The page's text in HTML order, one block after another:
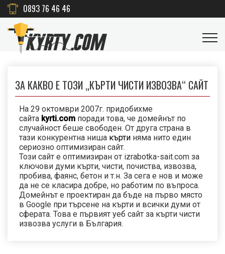
0893 76 46 46
ЗА КАКВО Е ТОЗИ „КЪРТИ ЧИСТИ ИЗВОЗВА“ САЙТ
На 29 октомври 2007г. придобихме
сайта kyrti.com поради това, че домейнът по
случайност беше свободен. От друга страна в
тази конкурентна ниша кърти няма нито един
сериозно оптимизиран сайт.
Този сайт е оптимизиран от izrabotka-sait.com за
ключови думи кърти, чисти, почиства, извозва,
пробива, фаянс, бетон и т.н. За сега е нов и може
да не се класира добре, но работим по въпроса.
Домейнът е проектиран да бъде на първо място
в Google при търсене на кърти и всички думи от
сферата. Това е първият уеб сайт за кърти чисти
извозва услуги в България.